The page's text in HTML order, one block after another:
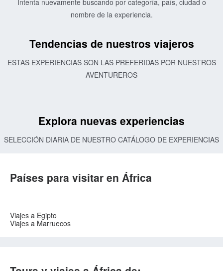
Intenta nuevamente buscando por categoría, país, ciudad o
nombre de la experiencia.
Tendencias de nuestros viajeros
ESTAS EXPERIENCIAS SON LAS PREFERIDAS POR NUESTROS
AVENTUREROS
Explora nuevas experiencias
SELECCIÓN DIARIA DE NUESTRO CATÁLOGO DE EXPERIENCIAS
Países para visitar en África
Viajes a Egipto
Viajes a Marruecos